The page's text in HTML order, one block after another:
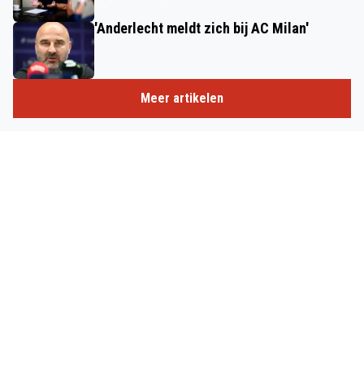
'Anderlecht meldt zich bij AC Milan'
Meer artikelen